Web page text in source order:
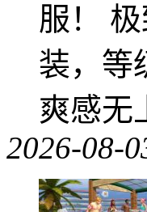
服！
装，等
爽感无
2026-08-